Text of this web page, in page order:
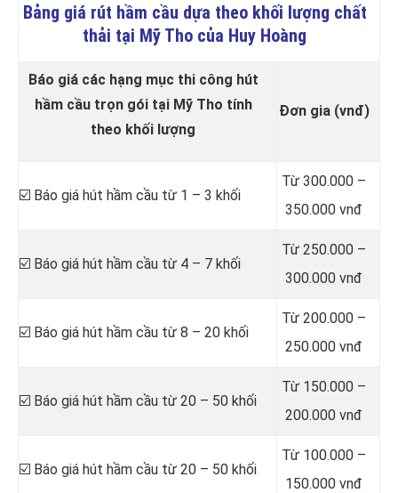
Bảng giá rút hầm cầu dựa theo khối lượng chất
thải tại Mỹ Tho của Huy Hoàng
Báo giá các hạng mục thi công hút
hầm cầu trọn gói tại Mỹ Tho tính
theo khối lượng
Đơn gia (vnđ)
☑️ Báo giá hút hầm cầu từ 1 – 3 khối
Từ 300.000 –
350.000 vnđ
☑️ Báo giá hút hầm cầu từ 4 – 7 khối
Từ 250.000 –
300.000 vnđ
☑️ Báo giá hút hầm cầu từ 8 – 20 khối
Từ 200.000 –
250.000 vnđ
☑️ Báo giá hút hầm cầu từ 20 – 50 khối
Từ 150.000 –
200.000 vnđ
☑️ Báo giá hút hầm cầu từ 20 – 50 khối
Từ 100.000 –
150.000 vnđ